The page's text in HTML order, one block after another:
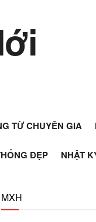
TỪ CHUYÊN GIA
ĐẸP NHẬT
MXH